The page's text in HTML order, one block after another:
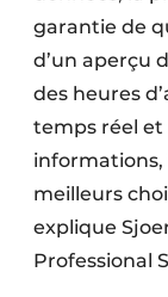
garantie de
d’un aperçu
des heures
temps réel et
informations,
meilleurs
explique
Professional